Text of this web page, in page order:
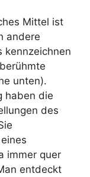
Mittel ist
andere
kennzeichnen
unten).
haben die
des
immer quer
entdeckt